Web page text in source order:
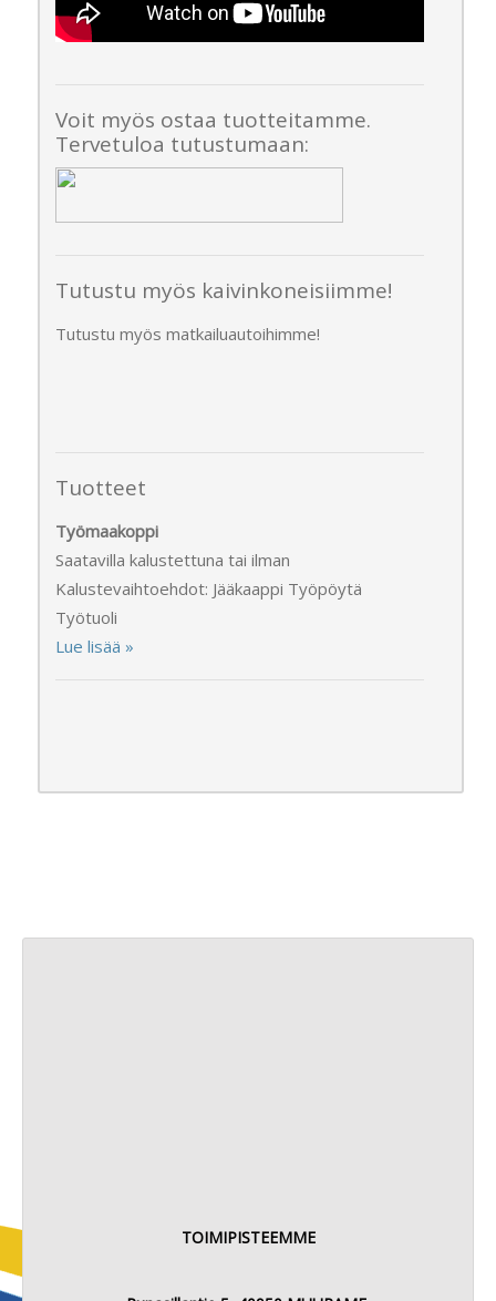
Voit myös ostaa tuotteitamme.
Tervetuloa tutustumaan:
Tutustu myös kaivinkoneisiimme!
Tutustu myös matkailuautoihimme!
Tuotteet
Työmaakoppi
Saatavilla kalustettuna tai ilman
Kalustevaihtoehdot: Jääkaappi Työpöytä
Työtuoli
Lue lisää »
TOIMIPISTEEMME